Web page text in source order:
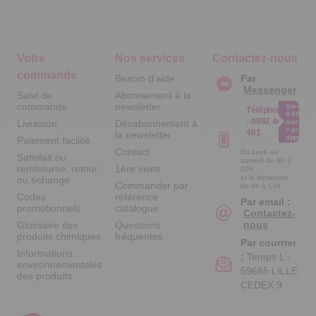
Votre
commande
Suivi de
commande
Livraison
Paiement facilité
Satisfait ou
remboursé, retour
ou échange
Codes
promotionnels
Glossaire des
produits chimiques
Informations
environnementales
des produits
Nos services
Besoin d'aide
Abonnement à la
newsletter
Désabonnement à
la newsletter
Contact
1ère visite
Commander par
référence
catalogue
Questions
fréquentes
Contactez-nous
Par
Messenger
Téléphone
: 0892 461
461
Service
0.50€ /
min
+ prix
appel
Du lundi au
samedi de 8h à
20h
et le dimanche
de 9h à 13h
Par email :
Contactez-
nous
Par courrier
: Temps L -
59685 LILLE
CEDEX 9